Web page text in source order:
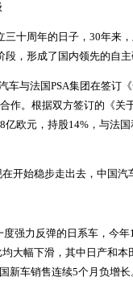
十周年的日子，30年来，
，形成了国内领先的自主
与法国PSA集团在签订
作。根据双方签订的《关
亿欧元，持股14%，与法
始稳步走出去，中国汽
力反弹的日系车，今年
大幅下滑，其中日产和
新车销售连续5个月负增